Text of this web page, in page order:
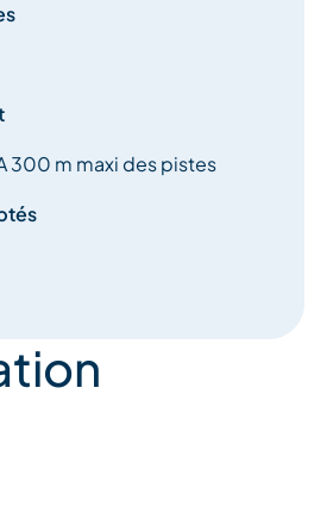
300 m maxi des pistes